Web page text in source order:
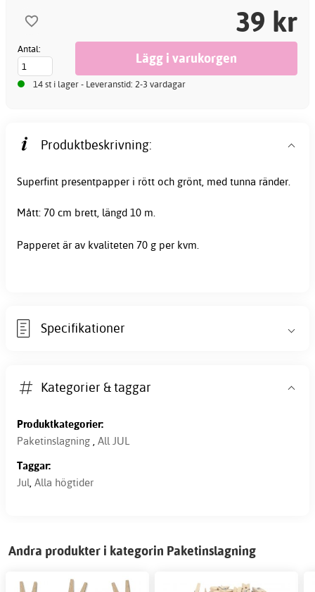
39 kr
Antal:
14 st i lager - Leveranstid: 2-3 vardagar
Produktbeskrivning:
Superfint presentpapper i rött och grönt, med tunna ränder.
Mått: 70 cm brett, längd 10 m.
Papperet är av kvaliteten 70 g per kvm.
Specifikationer
Kategorier & taggar
Produktkategorier:
Paketinslagning , All JUL
Taggar:
Jul, Alla högtider
Andra produkter i kategorin Paketinslagning